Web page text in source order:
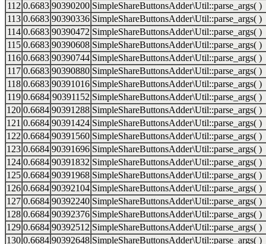
112 0.6683 90390200 SimpleShareButtonsAdder\Util::parse_args( )
113 0.6683 90390336 SimpleShareButtonsAdder\Util::parse_args( )
114 0.6683 90390472 SimpleShareButtonsAdder\Util::parse_args( )
115 0.6683 90390608 SimpleShareButtonsAdder\Util::parse_args( )
116 0.6683 90390744 SimpleShareButtonsAdder\Util::parse_args( )
117 0.6683 90390880 SimpleShareButtonsAdder\Util::parse_args( )
118 0.6683 90391016 SimpleShareButtonsAdder\Util::parse_args( )
119 0.6684 90391152 SimpleShareButtonsAdder\Util::parse_args( )
120 0.6684 90391288 SimpleShareButtonsAdder\Util::parse_args( )
121 0.6684 90391424 SimpleShareButtonsAdder\Util::parse_args( )
122 0.6684 90391560 SimpleShareButtonsAdder\Util::parse_args( )
123 0.6684 90391696 SimpleShareButtonsAdder\Util::parse_args( )
124 0.6684 90391832 SimpleShareButtonsAdder\Util::parse_args( )
125 0.6684 90391968 SimpleShareButtonsAdder\Util::parse_args( )
126 0.6684 90392104 SimpleShareButtonsAdder\Util::parse_args( )
127 0.6684 90392240 SimpleShareButtonsAdder\Util::parse_args( )
128 0.6684 90392376 SimpleShareButtonsAdder\Util::parse_args( )
129 0.6684 90392512 SimpleShareButtonsAdder\Util::parse_args( )
130 0.6684 90392648 SimpleShareButtonsAdder\Util::parse_args( )